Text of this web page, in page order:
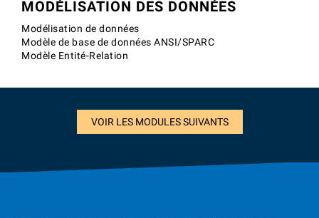
MODÉLISATION DES DONNÉES
Modélisation de données
Modèle de base de données ANSI/SPARC
Modèle Entité-Relation
VOIR LES MODULES SUIVANTS